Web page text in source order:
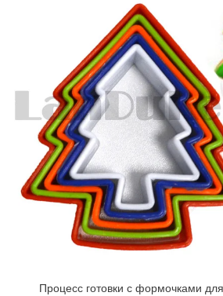
Процесс готовки с формочками для